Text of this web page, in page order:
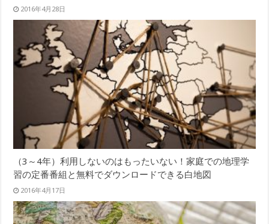
2016年4月28日
（3～4年）利用しないのはもったいない！家庭での地理学
習の定番番組と無料でダウンロードできる白地図
2016年4月17日